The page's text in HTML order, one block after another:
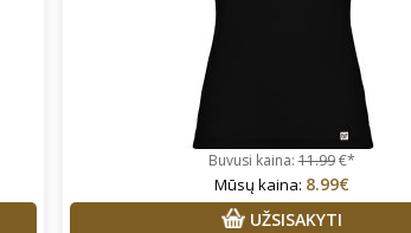
Buvusi kaina:11.99€*
Mūsų kaina: 8.99€
UŽSISAKYTI